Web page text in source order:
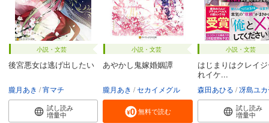
小説・文芸
後宮悪女は逃げ出したい
朧月あき 宵マチ
試し読み
増量中
小説・文芸
あやかし鬼嫁婚姻譚
朧月あき セカイメグル
無料で読む
小説・文芸
はじまりはクレイ
れイケ...
森田あひる 冴島ユ
試し読み
増量中